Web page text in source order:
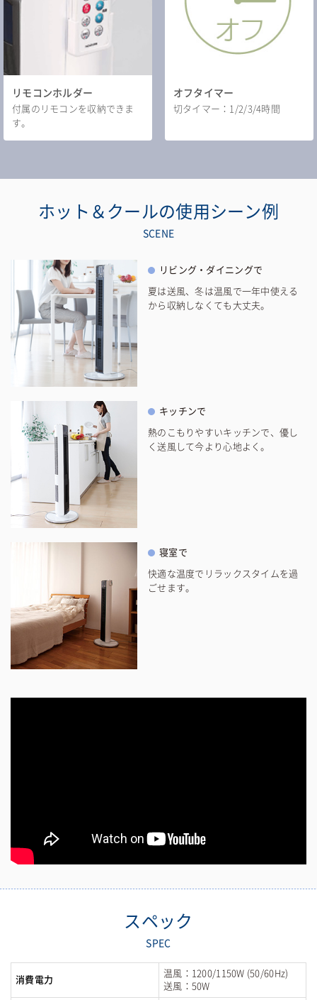
リモコンホルダー
付属のリモコンを収納できま
す。
オフタイマー
切タイマー：1/2/3/4時間
ホット＆クールの使用シーン例
SCENE
リビング・ダイニングで
夏は送風、冬は温風で一年中使える
から収納しなくても大丈夫。
キッチンで
熱のこもりやすいキッチンで、優し
く送風して今より心地よく。
寝室で
快適な温度でリラックスタイムを過
ごせます。
スペック
SPEC
消費電力
温風：1200/1150W (50/60Hz)
送風：50W